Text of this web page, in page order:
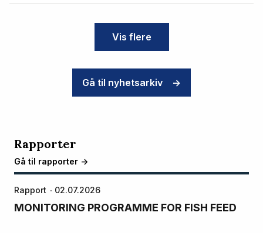
Vis flere
Gå til nyhetsarkiv ->
Rapporter
Gå til rapporter ->
Rapport 02.07.2026
MONITORING PROGRAMME FOR FISH FEED